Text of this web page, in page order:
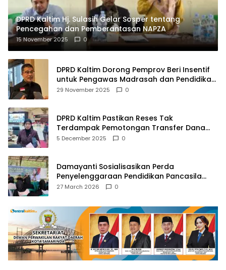
DPRD Kaltim Hj. Sulasih Gelar Sosper tentang
Pencegahan dan Pemberantasan NAPZA
15 November 2025 0
DPRD Kaltim Dorong Pemprov Beri Insentif
untuk Pengawas Madrasah dan Pendidikan
Agama
29 November 2025 0
DPRD Kaltim Pastikan Reses Tak
Terdampak Pemotongan Transfer Dana
Pusat
5 December 2025 0
Damayanti Sosialisasikan Perda
Penyelenggaraan Pendidikan Pancasila
dan Wawasan Kebangsaan
27 March 2026 0